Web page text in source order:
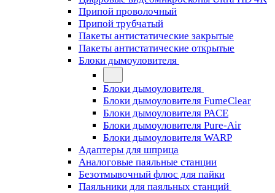
Припой проволочный
Припой трубчатый
Пакеты антистатические закрытые
Пакеты антистатические открытые
Блоки дымоуловителя
Блоки дымоуловителя
Блоки дымоуловителя FumeClear
Блоки дымоуловителя PACE
Блоки дымоуловителя Pure-Air
Блоки дымоуловителя WARP
Адаптеры для шприца
Аналоговые паяльные станции
Безотмывочный флюс для пайки
Паяльники для паяльных станций